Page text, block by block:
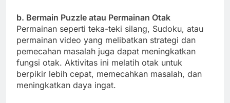
b. Bermain Puzzle atau Permainan Otak
Permainan seperti teka-teki silang, Sudoku, atau
permainan video yang melibatkan strategi dan
pemecahan masalah juga dapat meningkatkan
fungsi otak. Aktivitas ini melatih otak untuk
berpikir lebih cepat, memecahkan masalah, dan
meningkatkan daya ingat.